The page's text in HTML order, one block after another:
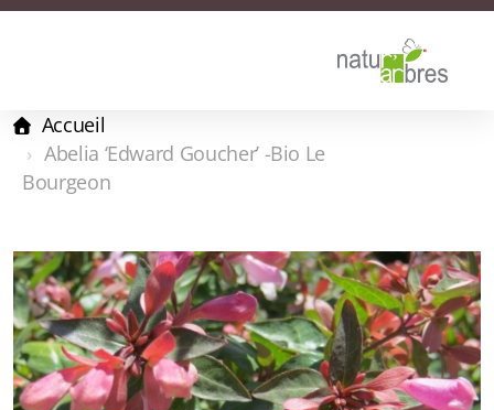
Accueil
Abelia ‘Edward Goucher’ -Bio Le
Bourgeon